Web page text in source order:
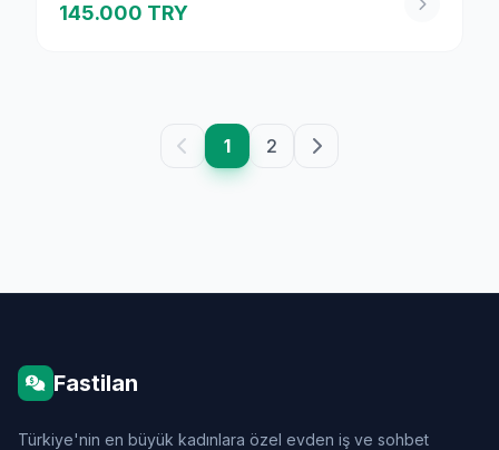
145.000 TRY
1 2
Fastilan
Türkiye'nin en büyük kadınlara özel evden iş ve sohbet